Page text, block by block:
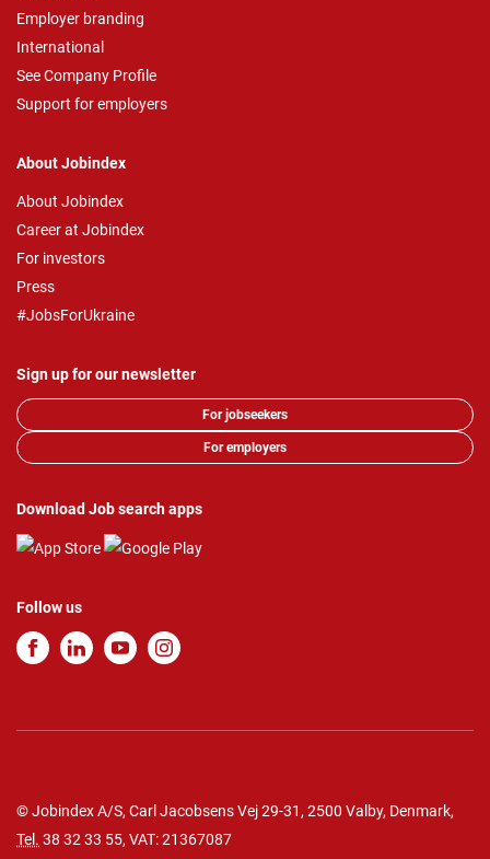
Employer branding
International
See Company Profile
Support for employers
About Jobindex
About Jobindex
Career at Jobindex
For investors
Press
#JobsForUkraine
Sign up for our newsletter
For jobseekers
For employers
Download Job search apps
Follow us
© Jobindex A/S, Carl Jacobsens Vej 29-31, 2500 Valby, Denmark,
Tel. 38 32 33 55, VAT: 21367087